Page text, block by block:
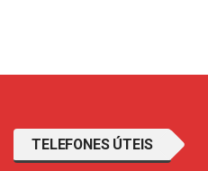
TELEFONES ÚTEIS